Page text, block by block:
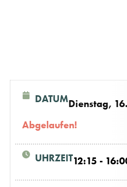
DATUMDienstag,
Abgelaufen!
UHRZEIT12:15 -